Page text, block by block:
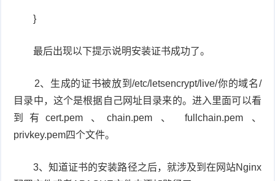
}
最后出现以下提示说明安装证书成功了。
2、生成的证书被放到/etc/letsencrypt/live/你的域名/
目录中，这个是根据自己网址目录来的。进入里面可以看
到有cert.pem 、chain.pem 、 fullchain.pem 、
privkey.pem四个文件。
3、知道证书的安装路径之后，就涉及到在网站Nginx